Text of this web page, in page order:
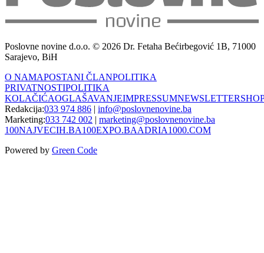
Poslovne novine d.o.o. © 2026 Dr. Fetaha Bećirbegović 1B, 71000
Sarajevo, BiH
O NAMAPOSTANI ČLANPOLITIKA
PRIVATNOSTIPOLITIKA
KOLAČIĆAOGLAŠAVANJEIMPRESSUMNEWSLETTER
Redakcija:033 974 886 | info@poslovnenovine.ba
Marketing:033 742 002 | marketing@poslovnenovine.ba
100NAJVECIH.BA100EXPO.BAADRIA1000.COM
Powered by Green Code